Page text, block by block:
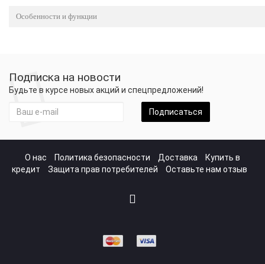
Особенности и функции
Подписка на новости
Будьте в курсе новых акций и спецпредложений!
Подписаться
О нас Политика безопасности Доставка
Купить в
кредит
Защита прав потребителей Оставьте нам отзыв